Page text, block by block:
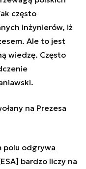
często
inżynierów, iż
Ale to jest
wiedzę. Często
na Prezesa
polu odgrywa
bardzo liczy na